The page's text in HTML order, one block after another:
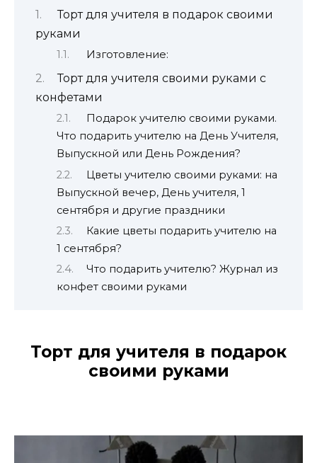
Торт для учителя в подарок своими
руками
Изготовление:
Торт для учителя своими руками с
конфетами
Подарок учителю своими руками.
Что подарить учителю на День Учителя,
Выпускной или День Рождения?
Цветы учителю своими руками: на
Выпускной вечер, День учителя, 1
сентября и другие праздники
Какие цветы подарить учителю на
1 сентября?
Что подарить учителю? Журнал из
конфет своими руками
Торт для учителя в подарок
своими руками